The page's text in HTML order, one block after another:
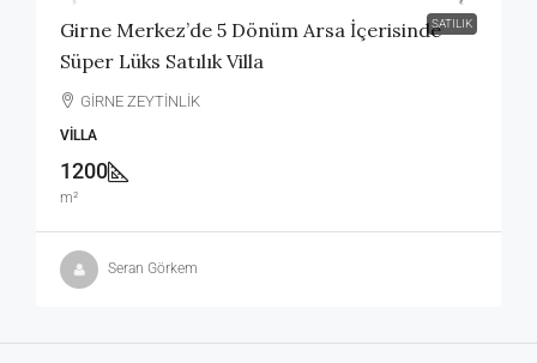
SATILIK
Girne Merkez’de 5 Dönüm Arsa İçerisinde
Süper Lüks Satılık Villa
GİRNE ZEYTİNLİK
VILLA
1200
m²
Seran Görkem